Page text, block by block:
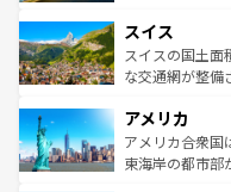
れる地方に足を
き
を参照してほし
は、お酒好きな人に
ドイツ情報はコ
リアごとに異な
ティー、ビール
戦など、本場だ
ンツ一覧を参照
スイス
スイスの国土面
な交通網が整備
の建物がそのま
博物館もあり、
ことができる。
アメリカ
アメリカ合衆国
東海岸の都市部